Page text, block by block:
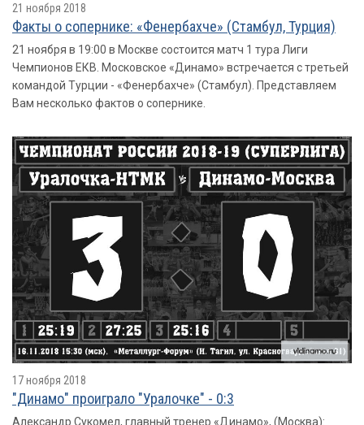
21 ноября 2018
Факты о сопернике: «Фенербахче» (Стамбул, Турция)
21 ноября в 19:00 в Москве состоится матч 1 тура Лиги
Чемпионов ЕКВ. Московское «Динамо» встречается с третьей
командой Турции - «Фенербахче» (Стамбул). Представляем
Вам несколько фактов о сопернике.
17 ноября 2018
"Динамо" проиграло "Уралочке" - 0:3
Александр Сукомел, главный тренер «Динамо», (Москва):